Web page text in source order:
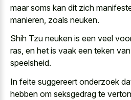
maar soms kan dit zich
manieren, zoals neuken.
Shih Tzu neuken is een veel
ras, en het is vaak een teken
speelsheid.
In feite suggereert onderzoek
hebben om seksgedrag te